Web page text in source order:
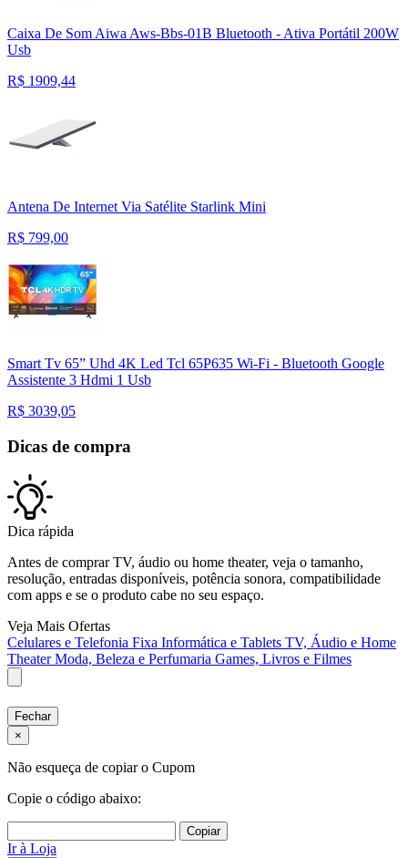
Caixa De Som Aiwa Aws-Bbs-01B Bluetooth - Ativa Portátil 200W
Usb
R$ 1909,44
Antena De Internet Via Satélite Starlink Mini
R$ 799,00
Smart Tv 65” Uhd 4K Led Tcl 65P635 Wi-Fi - Bluetooth Google
Assistente 3 Hdmi 1 Usb
R$ 3039,05
Dicas de compra
Dica rápida
Antes de comprar TV, áudio ou home theater, veja o tamanho,
resolução, entradas disponíveis, potência sonora, compatibilidade
com apps e se o produto cabe no seu espaço.
Veja Mais Ofertas
Celulares e Telefonia Fixa Informática e Tablets TV, Áudio e Home
TheaterModa, Beleza e Perfumaria Games, Livros e Filmes
Fechar
×
Não esqueça de copiar o Cupom
Copie o código abaixo:
Copiar
Ir à Loja